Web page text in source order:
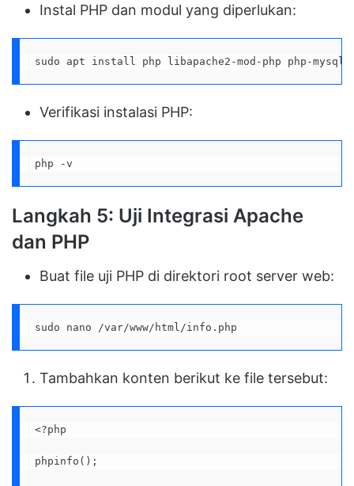
Instal PHP dan modul yang diperlukan:
sudo apt install php libapache2-mod-php php-mysql
Verifikasi instalasi PHP:
php -v
Langkah 5: Uji Integrasi Apache
dan PHP
Buat file uji PHP di direktori root server web:
sudo nano /var/www/html/info.php
Tambahkan konten berikut ke file tersebut:
<?php
phpinfo();